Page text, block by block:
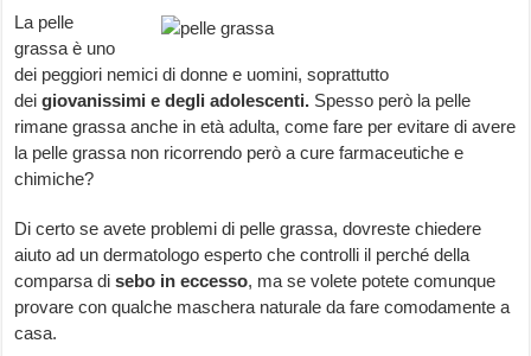
La pelle
grassa è uno
dei peggiori nemici di donne e uomini, soprattutto
deigiovanissimi e degli adolescenti. Spesso però la pelle
rimane grassa anche in età adulta, come fare per evitare di avere
la pelle grassa non ricorrendo però a cure farmaceutiche e
chimiche?
Di certo se avete problemi di pelle grassa, dovreste chiedere
aiuto ad un dermatologo esperto che controlli il perché della
comparsa disebo in eccesso, ma se volete potete comunque
provare con qualche maschera naturale da fare comodamente a
casa.